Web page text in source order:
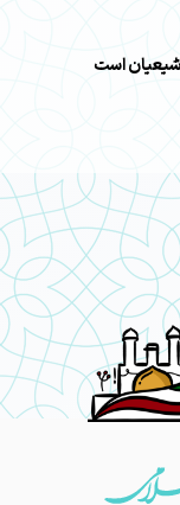
شیعیان است